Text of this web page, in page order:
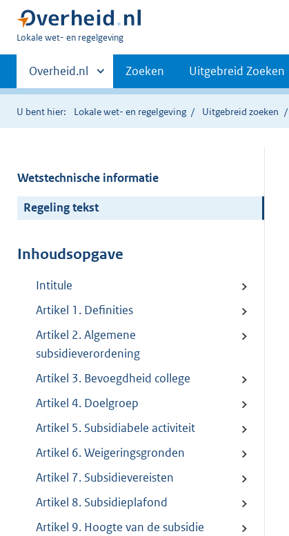
U
hier:
Lokale wet- en regelgeving
Primaire
navigatie
Andere
sites
binnen
Overheid.nl Zoeken Uitgebreid Zoeken
U bent hier: Lokale wet- en regelgeving Uitgebreid zoeken
Wetstechnische informatie
Regeling tekst
Inhoudsopgave
Intitule
Artikel 1. Definities
Artikel 2. Algemene
subsidieverordening
Artikel 3. Bevoegdheid college
Artikel 4. Doelgroep
Artikel 5. Subsidiabele activiteit
Artikel 6. Weigeringsgronden
Artikel 7. Subsidievereisten
Artikel 8. Subsidieplafond
Artikel 9. Hoogte van de subsidie